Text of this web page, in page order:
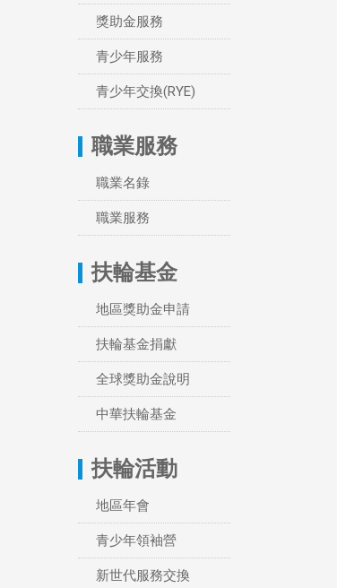
獎助金服務
青少年服務
青少年交換(RYE)
職業服務
職業名錄
職業服務
扶輪基金
地區獎助金申請
扶輪基金捐獻
全球獎助金說明
中華扶輪基金
扶輪活動
地區年會
青少年領袖營
新世代服務交換